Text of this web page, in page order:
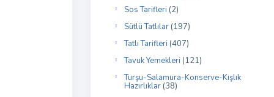
Sos Tarifleri (2)
Sütlü Tatlılar (197)
Tatlı Tarifleri (407)
Tavuk Yemekleri (121)
Turşu-Salamura-Konserve-Kışlık
Hazırlıklar (38)